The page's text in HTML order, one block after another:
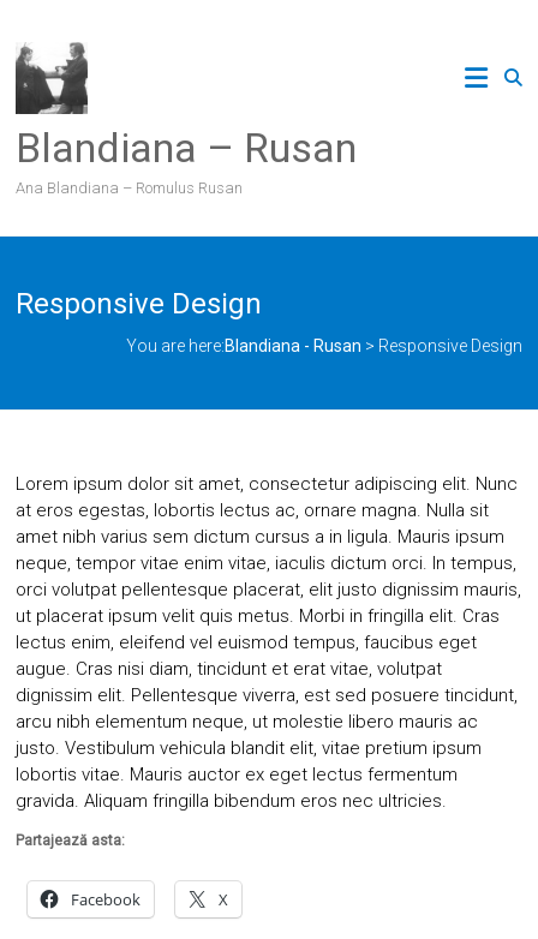
content
Blandiana – Rusan
Ana Blandiana – Romulus Rusan
Responsive Design
You are here:Blandiana - Rusan > Responsive Design
Lorem ipsum dolor sit amet, consectetur adipiscing elit. Nunc
at eros egestas, lobortis lectus ac, ornare magna. Nulla sit
amet nibh varius sem dictum cursus a in ligula. Mauris ipsum
neque, tempor vitae enim vitae, iaculis dictum orci. In tempus,
orci volutpat pellentesque placerat, elit justo dignissim mauris,
ut placerat ipsum velit quis metus. Morbi in fringilla elit. Cras
lectus enim, eleifend vel euismod tempus, faucibus eget
augue. Cras nisi diam, tincidunt et erat vitae, volutpat
dignissim elit. Pellentesque viverra, est sed posuere tincidunt,
arcu nibh elementum neque, ut molestie libero mauris ac
justo. Vestibulum vehicula blandit elit, vitae pretium ipsum
lobortis vitae. Mauris auctor ex eget lectus fermentum
gravida. Aliquam fringilla bibendum eros nec ultricies.
Partajează asta:
Facebook X